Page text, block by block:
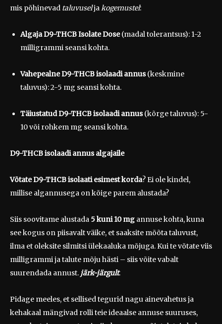
mis põhinevad taluvuseljakogemustel:
AlgajaD9-THCB Isolate Dose(madal tolerantsus): 1-2
milligrammi seansi kohta.
VahepealneD9-THCB isolaadi annus(keskmine
taluvus): 2-5 mg seansi kohta.
TäiustatudD9-THCB isolaadi annus(kõrge taluvus): 5-
10 või rohkem mg seansi kohta.
D9-THCB isolaadi annus algajaile
Võtate D9-THCB isolaati esimest korda? Ei ole kindel,
millise algannusega on kõige parem alustada?
Siis soovitame alustada 5 kuni10 mg annuse kohta, kuna
see kogus on piisavalt väike, et saaksite mõõta taluvust,
ilma et oleksite silmitsi ülekaaluka mõjuga. Kui te võtate viis
milligrammi ja talute mõju hästi – siis võite vabalt
suurendada annust. järk-järgult.
Pidage meeles, et sellised tegurid nagu ainevahetus ja
kehakaal mängivad rolli teie ideaalse annuse suuruses,